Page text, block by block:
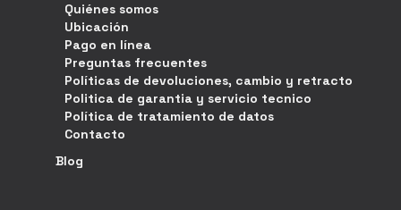
Quiénes somos
Ubicación
Pago en línea
Preguntas frecuentes
Políticas de devoluciones, cambio y retracto
Politica de garantia y servicio tecnico
Política de tratamiento de datos
Contacto
Blog